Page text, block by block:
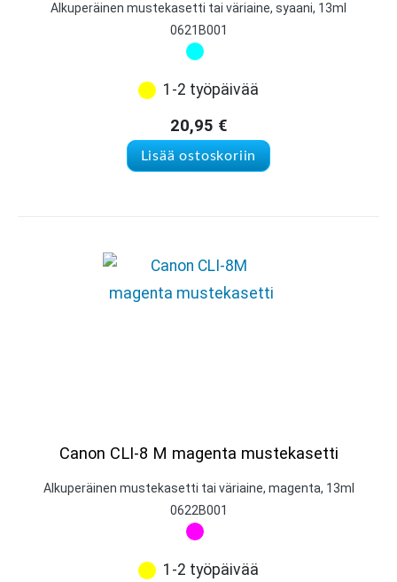
Alkuperäinen mustekasetti tai väriaine, syaani, 13ml
0621B001
1-2 työpäivää
20,95 €
Lisää ostoskoriin
Canon CLI-8 M magenta mustekasetti
Alkuperäinen mustekasetti tai väriaine, magenta, 13ml
0622B001
1-2 työpäivää